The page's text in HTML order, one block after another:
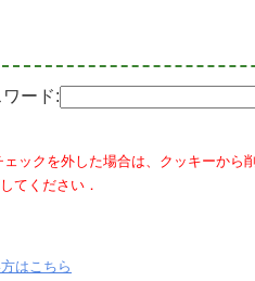
ード:
ックを外した場合は、クッキーから削
てください．
はこちら